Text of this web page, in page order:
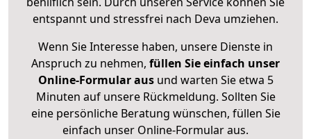
entspannt und stressfrei nach Deva umziehen.
Wenn Sie Interesse haben, unsere Dienste in
Anspruch zu nehmen, füllen Sie einfach unser
Online-Formular ausund warten Sie etwa 5
Minuten auf unsere Rückmeldung. Sollten Sie
eine persönliche Beratung wünschen, füllen Sie
einfach unser Online-Formular aus.